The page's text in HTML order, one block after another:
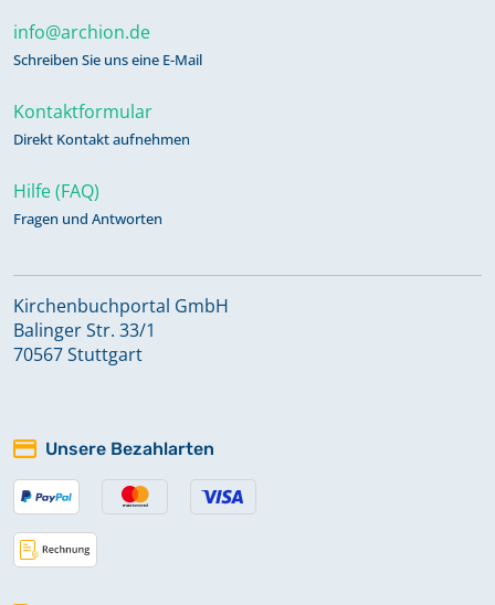
info@archion.de
Schreiben Sie uns eine E-Mail
Kontaktformular
Direkt Kontakt aufnehmen
Hilfe (FAQ)
Fragen und Antworten
Kirchenbuchportal GmbH
Balinger Str. 33/1
70567 Stuttgart
Unsere Bezahlarten